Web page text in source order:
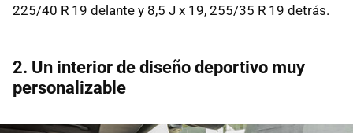
225/40 R 19 delante y 8,5 J x 19, 255/35 R 19 detrás.
2. Un interior de diseño deportivo muy
personalizable